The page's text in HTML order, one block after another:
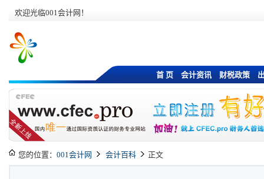
欢迎光临001会计网！
首 页 会计资讯 财税政策
您的位置： 001会计网 会计百科 正文